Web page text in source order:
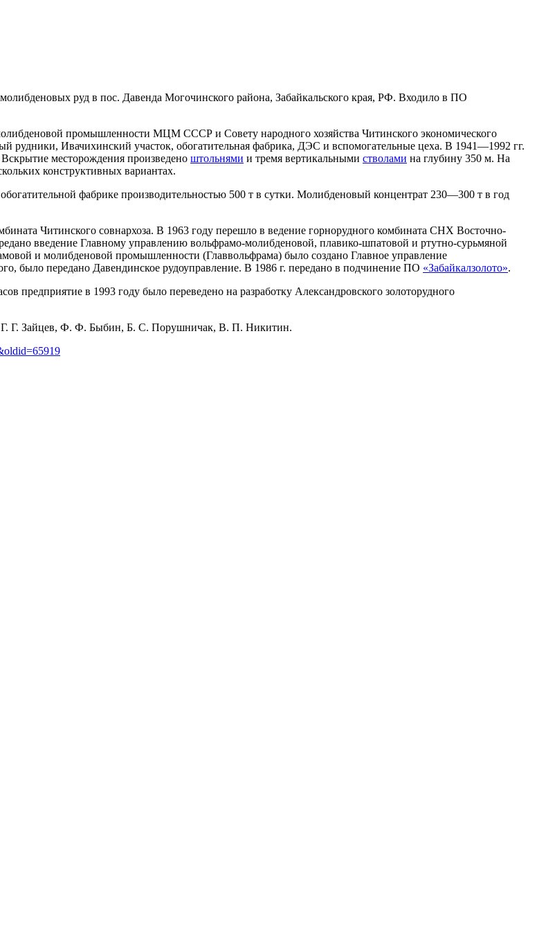
руд в пос. Давенда Могочинского района, Забайкальского края, РФ. Входило в ПО
промышленности МЦМ СССР и Совету народного хозяйства Читинского экономического
Ивачихинский участок, обогатительная фабрика, ДЭС и вспомогательные цеха. В 1941—1992 гг.
месторождения произведено штольнями и тремя вертикальными стволами на глубину 350 м. На
конструктивных вариантах.
фабрике производительностью 500 т в сутки. Молибденовый концентрат 230—300 т в год
Читинского совнархоза. В 1963 году перешло в ведение горнорудного комбината СНХ Восточно-
введение Главному управлению вольфрамо-молибденовой, плавико-шпатовой и ртутно-сурьмяной
и молибденовой промышленности (Главвольфрама) было создано Главное управление
было передано Давендинское рудоуправление. В 1986 г. передано в подчинение ПО «Забайкалзолото».
предприятие в 1993 году было переведено на разработку Александровского золоторудного
Г. Зайцев, Ф. Ф. Быбин, Б. С. Порушничак, В. П. Никитин.